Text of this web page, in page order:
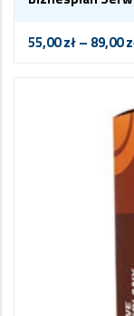
55,00zł– 89,00